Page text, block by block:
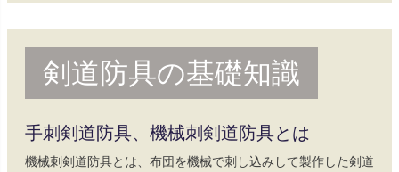
剣道防具の基礎知識
手刺剣道防具、機械刺剣道防具とは
機械刺剣道防具とは、布団を機械で刺し込みして製作した剣道